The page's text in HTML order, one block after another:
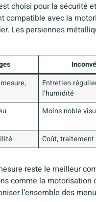
choisi pour la sécurité
compatible avec la
Les persiennes
Entretien
l’humidité
Moins noble
Coût,
reste le meilleur
comme la
l’ensemble des